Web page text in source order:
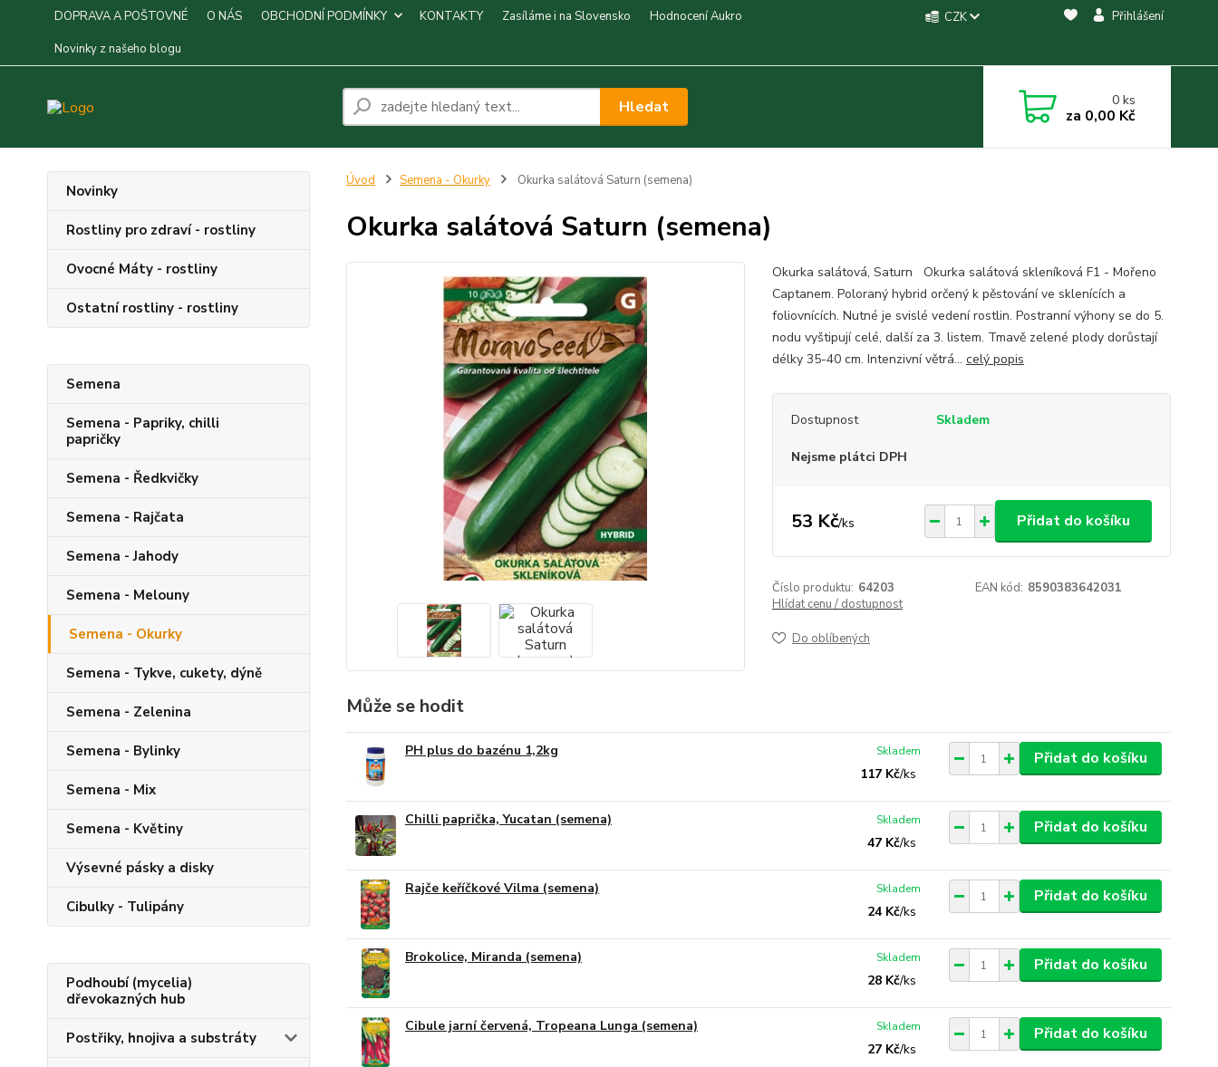
DOPRAVA A POŠTOVNÉ O NÁS OBCHODNÍ PODMÍNKY KONTAKTY Zasíláme i na Slovensko
Hodnocení Aukro
Novinky z našeho blogu
CZK Přihlášení
Hledat 0ks
za 0,00 Kč
Novinky
Rostliny pro zdraví - rostliny
Ovocné Máty - rostliny
Ostatní rostliny - rostliny
Semena
Semena - Papriky, chilli
papričky
Semena - Ředkvičky
Semena - Rajčata
Semena - Jahody
Semena - Melouny
Semena - Okurky
Semena - Tykve, cukety, dýně
Semena - Zelenina
Semena - Bylinky
Semena - Mix
Semena - Květiny
Výsevné pásky a disky
Cibulky - Tulipány
Podhoubí (mycelia)
dřevokazných hub
Postřiky, hnojiva a substráty
Úvod Semena - Okurky Okurka salátová Saturn (semena)
Okurka salátová Saturn (semena)
Okurka salátová, Saturn Okurka salátová skleníková F1 - Mořeno
Captanem. Poloraný hybrid orčený k pěstování ve sklenících a
foliovnících. Nutné je svislé vedení rostlin. Postranní výhony se do 5.
nodu vyštipují celé, další za 3. listem. Tmavě zelené plody dorůstají
délky 35-40 cm. Intenzivní větrá... celý popis
Dostupnost Skladem
Nejsme plátci DPH
53 Kč/ks Přidat do košíku
Číslo produktu: 64203 EAN kód: 8590383642031
Hlídat cenu / dostupnost
Do oblíbených
Může se hodit
PH plus do bazénu 1,2kg
117 Kč/ks
Skladem Přidat do košíku
Chilli paprička, Yucatan (semena)
47 Kč/ks
Skladem Přidat do košíku
Rajče keříčkové Vilma (semena)
24 Kč/ks
Skladem Přidat do košíku
Brokolice, Miranda (semena)
28 Kč/ks
Skladem Přidat do košíku
Cibule jarní červená, Tropeana Lunga (semena)
27 Kč/ks
Skladem Přidat do košíku